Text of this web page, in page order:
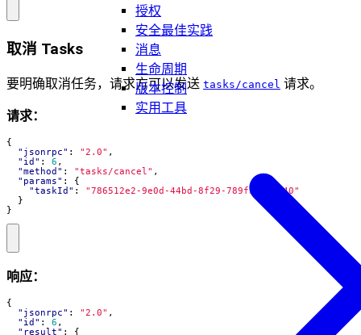
授权
安全最佳实践
消息
生命周期
版本控制
实用工具
取消 Tasks
要明确取消任务，请求方可以发送 tasks/cancel 请求。
请求：
{
"jsonrpc" : "2.0" ,
"id" : 6 ,
"method" : "tasks/cancel" ,
"params" :
{
"taskId" :
"786512e2-9e0d-44bd-8f29-789f320fe840"
}
}
响应：
{
"jsonrpc" : "2.0" ,
"id" : 6 ,
"result" : {